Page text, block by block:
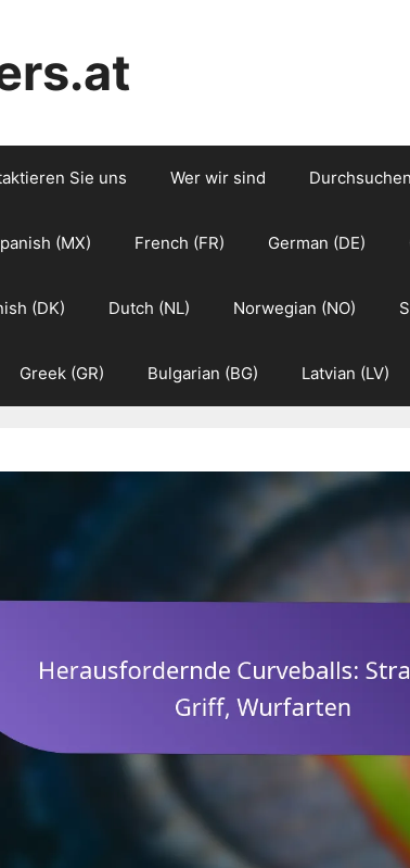
Sie uns Wer wir sind Durchsuchen
(MX) French (FR) German (DE)
(DK) Dutch (NL) Norwegian (NO)
Greek (GR) Bulgarian (BG) Latvian (LV)